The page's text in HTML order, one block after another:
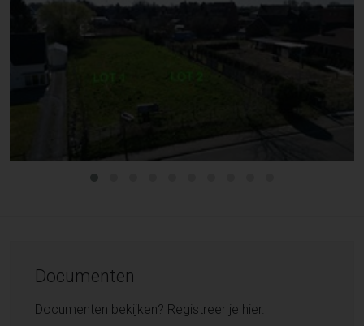
Documenten
Documenten bekijken? Registreer je hier.